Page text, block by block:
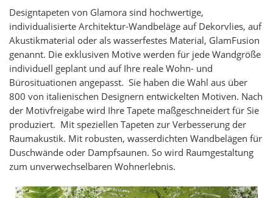
Designtapeten von Glamora sind hochwertige,
individualisierte Architektur-Wandbeläge auf Dekorvlies, auf
Akustikmaterial oder als wasserfestes Material, GlamFusion
genannt. Die exklusiven Motive werden für jede Wandgröße
individuell geplant und auf Ihre reale Wohn- und
Bürosituationen angepasst. Sie haben die Wahl aus über
800 von italienischen Designern entwickelten Motiven. Nach
der Motivfreigabe wird Ihre Tapete maßgeschneidert für Sie
produziert. Mit speziellen Tapeten zur Verbesserung der
Raumakustik. Mit robusten, wasserdichten Wandbelägen für
Duschwände oder Dampfsaunen. So wird Raumgestaltung
zum unverwechselbaren Wohnerlebnis.